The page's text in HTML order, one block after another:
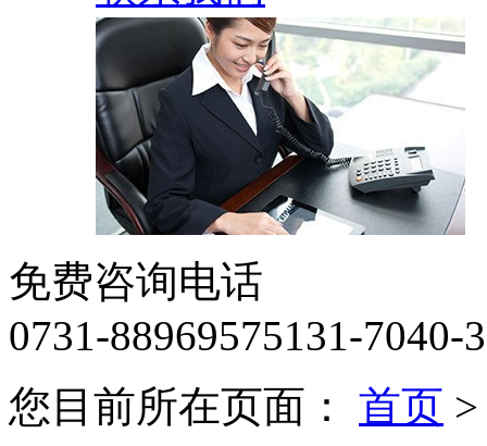
免费咨询电话
0731-88969575131-7040-
您目前所在页面： 首页